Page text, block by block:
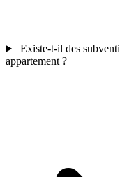
Existe-t-il des
appartement ?